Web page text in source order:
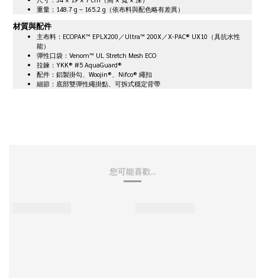
重量：148.7 g – 165.2 g（依布料與配色略有差異）
材質與配件
主布料：ECOPAK™ EPLX200／Ultra™ 200X／X-PAC® UX10（具抗水性
能）
彈性口袋：Venom™ UL Stretch Mesh ECO
拉鍊：YKK® #5 AquaGuard®
配件：鋁製掛勾、Woojin®、Nifco® 繩扣
細節：底部雙彈性繩掛點、可拆式穩定背帶
您可能喜歡...